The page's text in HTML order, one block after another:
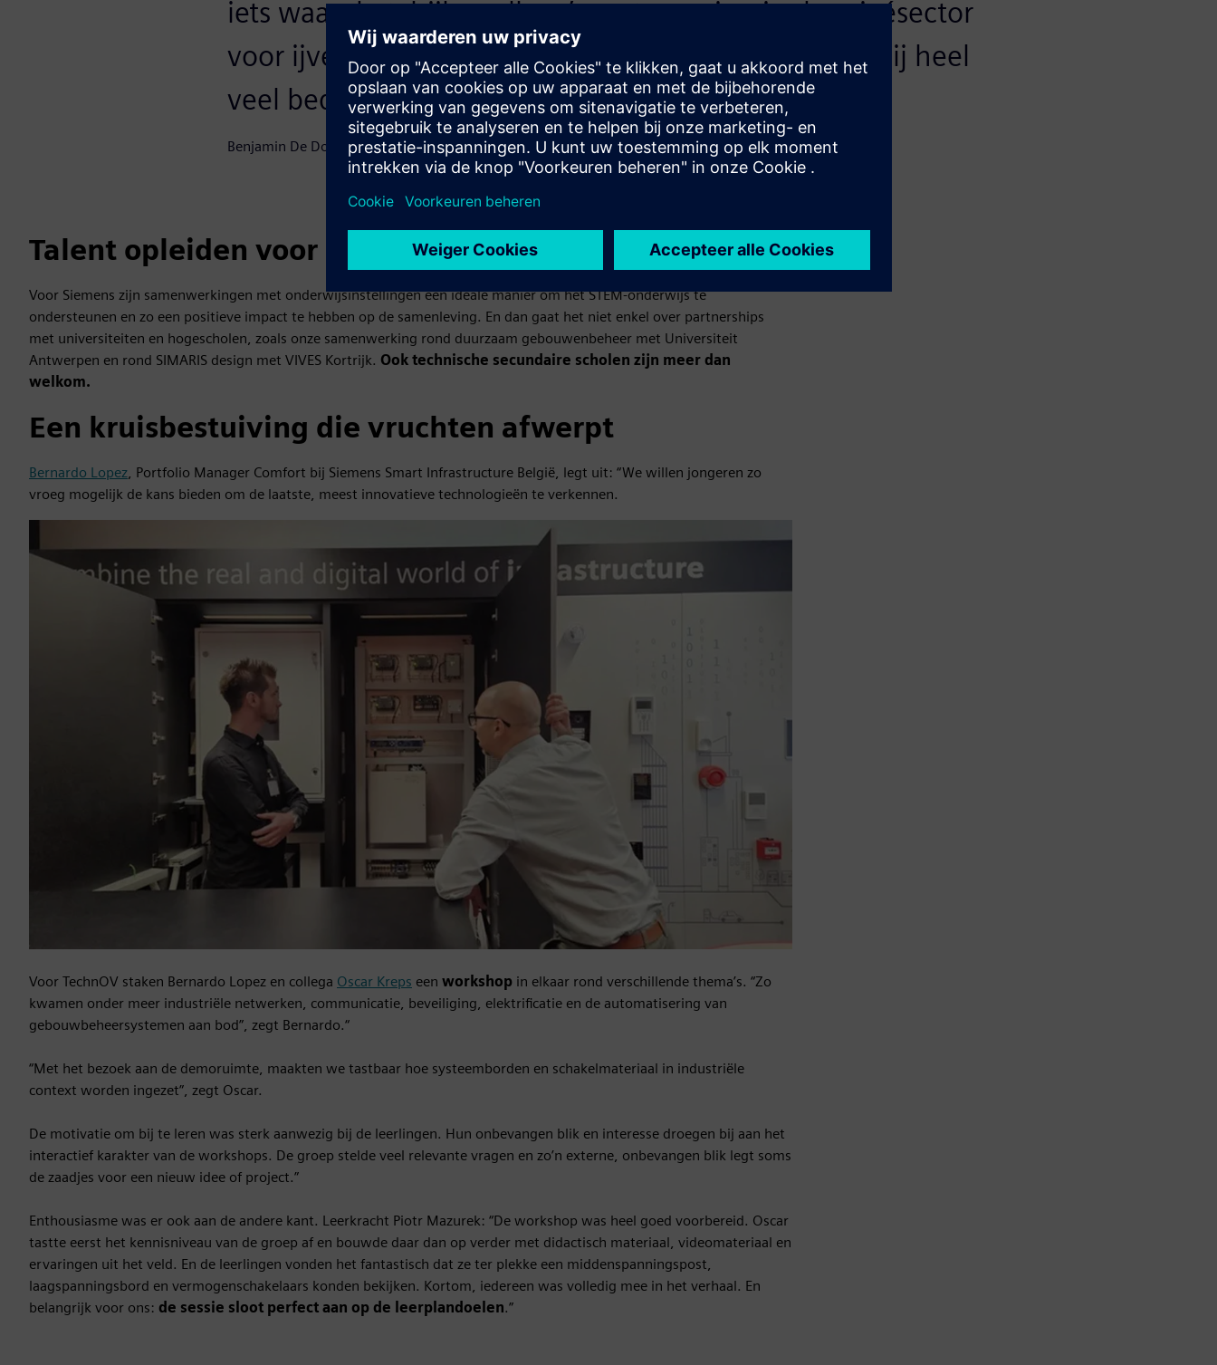
iets waar de talrijke collega’s met ervaring in de privésector
voor ijveren, gezien de aanwezigheid van Siemens bij heel
veel bedrijven.
Benjamin De Donder, leerkracht elektrotechnieken, TechnOV
Talent opleiden voor een duurzame, digitale transitie
Voor Siemens zijn samenwerkingen met onderwijsinstellingen een ideale manier om het STEM-onderwijs te
ondersteunen en zo een positieve impact te hebben op de samenleving. En dan gaat het niet enkel over partnerships
met universiteiten en hogescholen, zoals onze samenwerking rond duurzaam gebouwenbeheer met Universiteit
Antwerpen en rond SIMARIS design met VIVES Kortrijk. Ook technische secundaire scholen zijn meer dan
welkom.
Een kruisbestuiving die vruchten afwerpt
Bernardo Lopez, Portfolio Manager Comfort bij Siemens Smart Infrastructure België, legt uit: “We willen jongeren zo
vroeg mogelijk de kans bieden om de laatste, meest innovatieve technologieën te verkennen.
Voor TechnOV staken Bernardo Lopez en collega Oscar Kreps een workshop in elkaar rond verschillende thema’s. “Zo
kwamen onder meer industriële netwerken, communicatie, beveiliging, elektrificatie en de automatisering van
gebouwbeheersystemen aan bod”, zegt Bernardo.“
“Met het bezoek aan de demoruimte, maakten we tastbaar hoe systeemborden en schakelmateriaal in industriële
context worden ingezet”, zegt Oscar.
De motivatie om bij te leren was sterk aanwezig bij de leerlingen. Hun onbevangen blik en interesse droegen bij aan het
interactief karakter van de workshops. De groep stelde veel relevante vragen en zo’n externe, onbevangen blik legt soms
de zaadjes voor een nieuw idee of project.”
Enthousiasme was er ook aan de andere kant. Leerkracht Piotr Mazurek: “De workshop was heel goed voorbereid. Oscar
tastte eerst het kennisniveau van de groep af en bouwde daar dan op verder met didactisch materiaal, videomateriaal en
ervaringen uit het veld. En de leerlingen vonden het fantastisch dat ze ter plekke een middenspanningspost,
laagspanningsbord en vermogenschakelaars konden bekijken. Kortom, iedereen was volledig mee in het verhaal. En
belangrijk voor ons: de sessie sloot perfect aan op de leerplandoelen.”